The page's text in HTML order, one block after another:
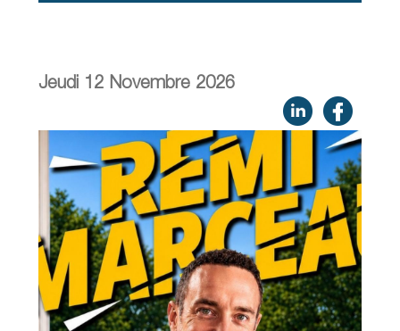
Jeudi 12 Novembre 2026